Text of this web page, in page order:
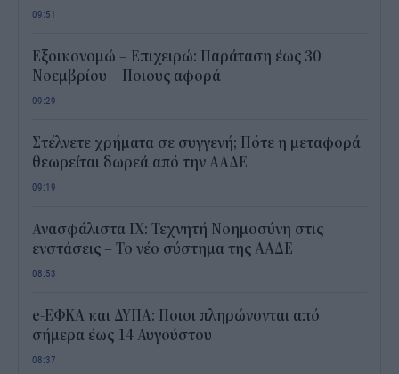
09:51
Εξοικονομώ – Επιχειρώ: Παράταση έως 30
Νοεμβρίου – Ποιους αφορά
09:29
Στέλνετε χρήματα σε συγγενή; Πότε η μεταφορά
θεωρείται δωρεά από την ΑΑΔΕ
09:19
Ανασφάλιστα ΙΧ: Τεχνητή Νοημοσύνη στις
ενστάσεις – Το νέο σύστημα της ΑΑΔΕ
08:53
e-ΕΦΚΑ και ΔΥΠΑ: Ποιοι πληρώνονται από
σήμερα έως 14 Αυγούστου
08:37